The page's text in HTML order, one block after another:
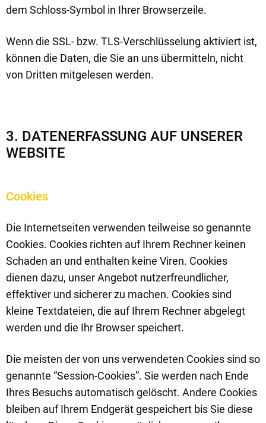
dem Schloss-Symbol in Ihrer Browserzeile.
Wenn die SSL- bzw. TLS-Verschlüsselung aktiviert ist,
können die Daten, die Sie an uns übermitteln, nicht
von Dritten mitgelesen werden.
3. DATENERFASSUNG AUF UNSERER
WEBSITE
Cookies
Die Internetseiten verwenden teilweise so genannte
Cookies. Cookies richten auf Ihrem Rechner keinen
Schaden an und enthalten keine Viren. Cookies
dienen dazu, unser Angebot nutzerfreundlicher,
effektiver und sicherer zu machen. Cookies sind
kleine Textdateien, die auf Ihrem Rechner abgelegt
werden und die Ihr Browser speichert.
Die meisten der von uns verwendeten Cookies sind so
genannte “Session-Cookies”. Sie werden nach Ende
Ihres Besuchs automatisch gelöscht. Andere Cookies
bleiben auf Ihrem Endgerät gespeichert bis Sie diese